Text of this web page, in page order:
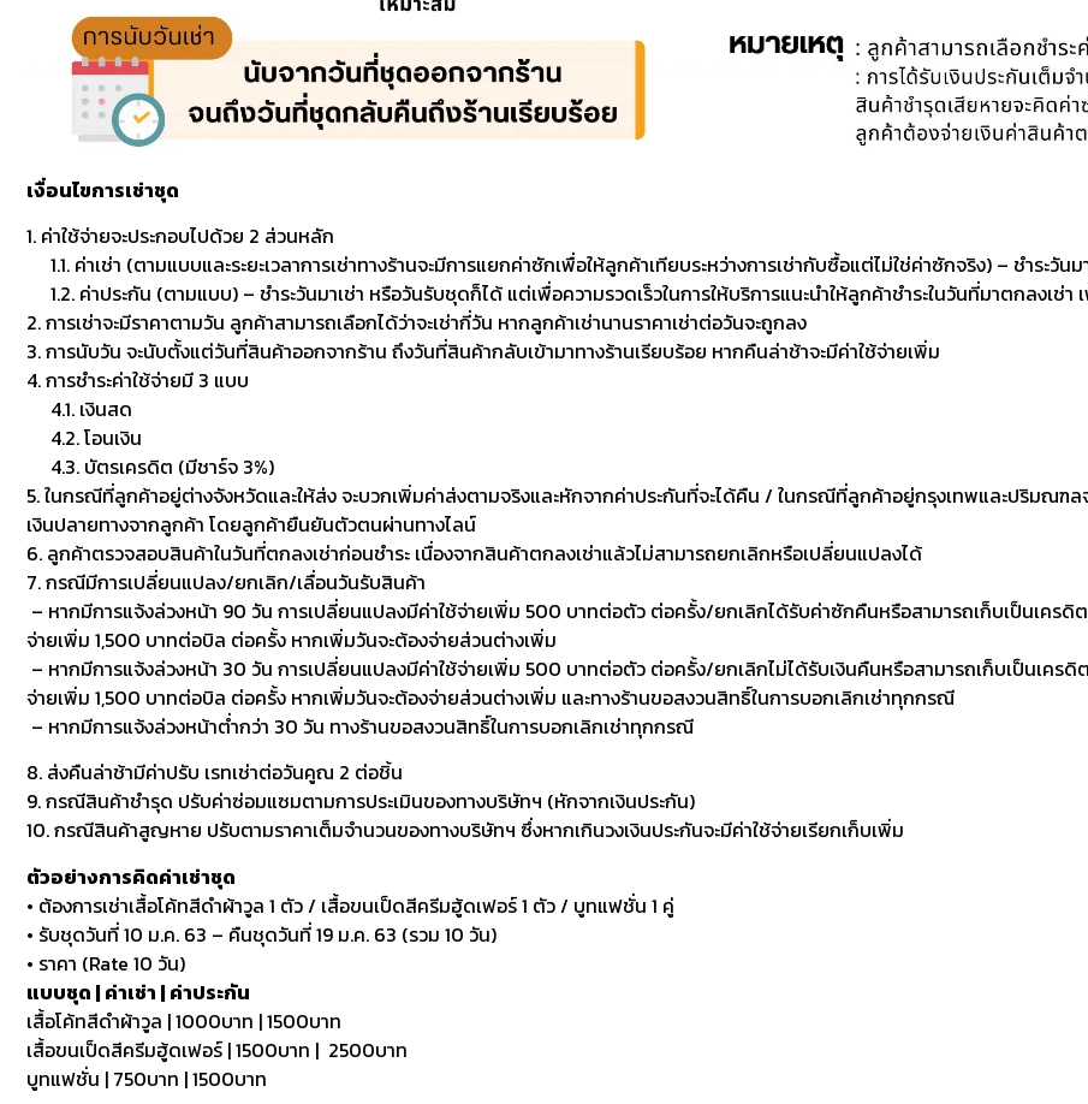
เงื่อนไขการเช่าชุด
1. ค่าใช้จ่ายจะประกอบไปด้วย 2 ส่วนหลัก
1.1. ค่าเช่า (ตามแบบและระยะเวลาการเช่าทางร้านจะมีการแยกค่าซักเพื่อให้ลูกค้าเทียบระหว่างการเช่ากับซื้อแต่ไม่ใช่ค่าซักจริง) – ชำระวันม
1.2. ค่าประกัน (ตามแบบ) – ชำระวันมาเช่า หรือวันรับชุดก็ได้ แต่เพื่อความรวดเร็วในการให้บริการแนะนำให้ลูกค้าชำระในวันที่มาตกลงเช่
2. การเช่าจะมีราคาตามวัน ลูกค้าสามารถเลือกได้ว่าจะเช่ากี่วัน หากลูกค้าเช่านานราคาเช่าต่อวันจะถูกลง
3. การนับวัน จะนับตั้งแต่วันที่สินค้าออกจากร้าน ถึงวันที่สินค้ากลับเข้ามาทางร้านเรียบร้อย หากคืนล่าช้าจะมีค่าใช้จ่ายเพิ่ม
4. การชำระค่าใช้จ่ายมี 3 แบบ
4.1. เงินสด
4.2. โอนเงิน
4.3. บัตรเครดิต (มีชาร์จ 3%)
5. ในกรณีที่ลูกค้าอยู่ต่างจังหวัดและให้ส่ง จะบวกเพิ่มค่าส่งตามจริงและหักจากค่าประกันที่จะได้คืน / ในกรณีที่ลูกค้าอยู่กรุงเทพและปริมณฑลจ
เงินปลายทางจากลูกค้า โดยลูกค้ายืนยันตัวตนผ่านทางไลน์
6. ลูกค้าตรวจสอบสินค้าในวันที่ตกลงเช่าก่อนชำระ เนื่องจากสินค้าตกลงเช่าแล้วไม่สามารถยกเลิกหรือเปลี่ยนแปลงได้
7. กรณีมีการเปลี่ยนแปลง/ยกเลิก/เลื่อนวันรับสินค้า
– หากมีการแจ้งล่วงหน้า 90 วัน การเปลี่ยนแปลงมีค่าใช้จ่ายเพิ่ม 500 บาทต่อตัว ต่อครั้ง/ยกเลิกได้รับค่าซักคืนหรือสามารถเก็บเป็นเครดิ
จ่ายเพิ่ม 1,500 บาทต่อบิล ต่อครั้ง หากเพิ่มวันจะต้องจ่ายส่วนต่างเพิ่ม
– หากมีการแจ้งล่วงหน้า 30 วัน การเปลี่ยนแปลงมีค่าใช้จ่ายเพิ่ม 500 บาทต่อตัว ต่อครั้ง/ยกเลิกไม่ได้รับเงินคืนหรือสามารถเก็บเป็นเครดิ
จ่ายเพิ่ม 1,500 บาทต่อบิล ต่อครั้ง หากเพิ่มวันจะต้องจ่ายส่วนต่างเพิ่ม และทางร้านขอสงวนสิทธิ์ในการบอกเลิกเช่าทุกกรณี
– หากมีการแจ้งล่วงหน้าต่ำกว่า 30 วัน ทางร้านขอสงวนสิทธิ์ในการบอกเลิกเช่าทุกกรณี
8. ส่งคืนล่าช้ามีค่าปรับ เรทเช่าต่อวันคูณ 2 ต่อชิ้น
9. กรณีสินค้าชำรุด ปรับค่าซ่อมแซมตามการประเมินของทางบริษัทฯ (หักจากเงินประกัน)
10. กรณีสินค้าสูญหาย ปรับตามราคาเต็มจำนวนของทางบริษัทฯ ซึ่งหากเกินวงเงินประกันจะมีค่าใช้จ่ายเรียกเก็บเพิ่ม
ตัวอย่างการคิดค่าเช่าชุด
• ต้องการเช่าเสื้อโค้ทสีดำผ้าวูล 1 ตัว / เสื้อขนเป็ดสีครีมฮู้ดเฟอร์ 1 ตัว / บูทแฟชั่น 1 คู่
• รับชุดวันที่ 10 ม.ค. 63 – คืนชุดวันที่ 19 ม.ค. 63 (รวม 10 วัน)
• ราคา (Rate 10 วัน)
แบบชุด | ค่าเช่า | ค่าประกัน
เสื้อโค้ทสีดำผ้าวูล | 1000บาท | 1500บาท
เสื้อขนเป็ดสีครีมฮู้ดเฟอร์ | 1500บาท | 2500บาท
บูทแฟชั่น | 750บาท | 1500บาท